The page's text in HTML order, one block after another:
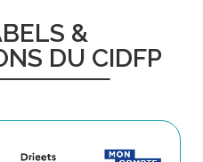
&
DU CIDFP